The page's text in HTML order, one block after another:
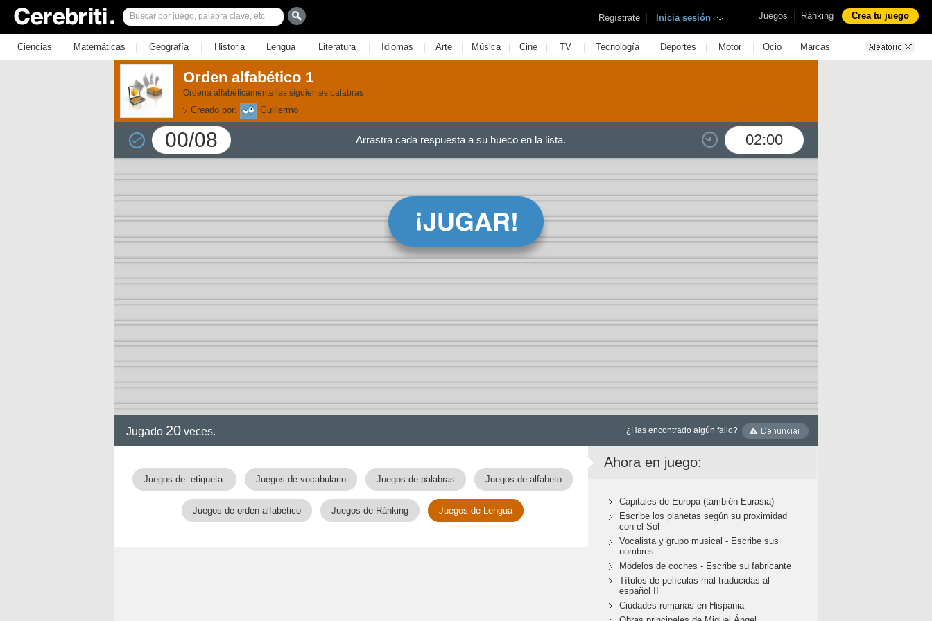
Juegos | Ránking Crea tu juego
Regístrate | Inicia sesión
Ciencias | Matemáticas | Geografía | Historia | Lengua | Literatura | Idiomas | Arte | Música | Cine | TV | Tecnología | Deportes | Motor | Ocio | Marcas
Orden alfabético 1
Ordena alfabéticamente las siguientes palabras
Creado por: Guillermo
00/08 02:00
Arrastra cada respuesta a su hueco en la lista.
Jugado 20 veces. ¿Has encontrado algún fallo?
Juegos de -etiqueta- Juegos de vocabulario Juegos de palabras Juegos de alfabeto
Juegos de orden alfabético Juegos de Ránking Juegos de Lengua
Ahora en juego:
Capitales de Europa (también Eurasia)
Escribe los planetas según su proximidad
con el Sol
Vocalista y grupo musical - Escribe sus
nombres
Modelos de coches - Escribe su fabricante
Títulos de películas mal traducidas al
español II
Ciudades romanas en Hispania